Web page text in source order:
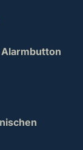
Alarmbutton